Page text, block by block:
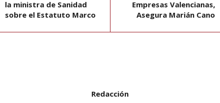
la ministra de Sanidad
sobre el Estatuto Marco
Empresas Valencianas,
Asegura Marián Cano
Redacción